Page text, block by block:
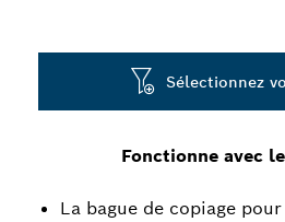
Fonctionne avec
La bague de copiage
Sélectionnez